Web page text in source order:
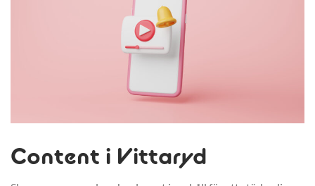
Content i Vittaryd